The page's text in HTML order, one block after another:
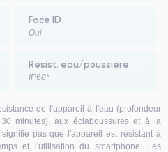
Face ID
Oui
Resist. eau/poussière
IP68*
de l'appareil à l'eau (profondeur
minutes), aux éclaboussures et à la
pas que l'appareil est résistant à
et l'utilisation du smartphone. Les